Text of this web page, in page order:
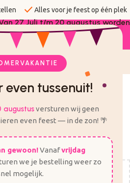
even tussenuit!
augustusversturen wij geen
even feest — in de zon! 🌴
gewoon!Vanafvrijdag
we je bestelling weer zo
mogelijk.
check Alles voor je feest op één plek
27 Juli t/m 20 augustus worden
verzonden.
verzending!